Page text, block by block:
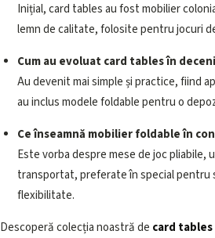
Inițial, card tables au fost mobilier
lemn de calitate, folosite pentru jocuri
Cum au evoluat card tables în
Au devenit mai simple și practice, fiind
au inclus modele foldable pentru o
Ce înseamnă mobilier foldable în
Este vorba despre mese de joc pliabile,
transportat, preferate în special pentru
flexibilitate.
Descoperă colecția noastră de card tables